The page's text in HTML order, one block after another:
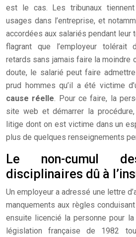
est le cas. Les tribunaux
usages dans l’entreprise, et
accordées aux salariés pendant leur
flagrant que l’employeur tolérait
retards sans jamais faire la moindre
doute, le salarié peut faire
prud hommes qu’il a été victime
cause réelle. Pour ce faire, la
site web et démarrer la
litige dont on est victime dans un
plus de quelques renseignements
Le non-cumul
disciplinaires dû à
Un employeur a adressé une lettre
manquements aux règles
ensuite licencié la personne pour
législation française de 1982